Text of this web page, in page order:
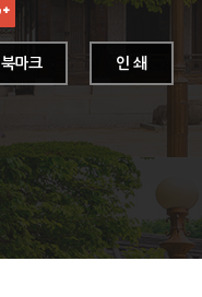
북마크 인 쇄